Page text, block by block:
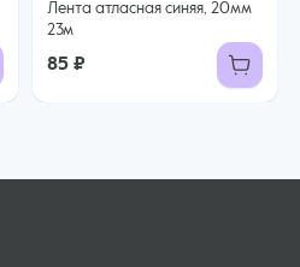
Лента атласная синяя, 20мм
23м
85 ₽